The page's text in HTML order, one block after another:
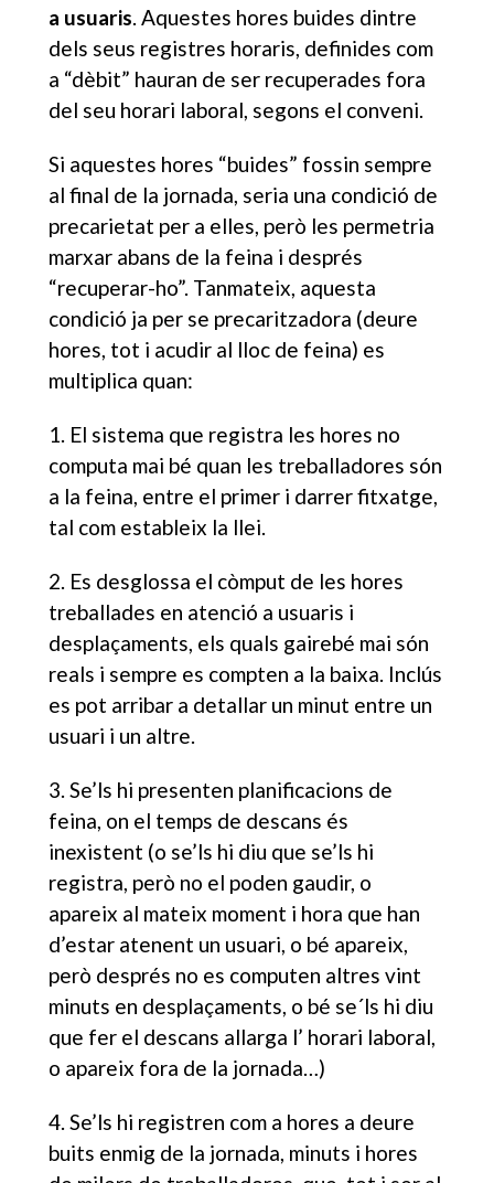
a usuaris. Aquestes hores buides dintre
dels seus registres horaris, definides com
a “dèbit” hauran de ser recuperades fora
del seu horari laboral, segons el conveni.
Si aquestes hores “buides” fossin sempre
al final de la jornada, seria una condició de
precarietat per a elles, però les permetria
marxar abans de la feina i després
“recuperar-ho”. Tanmateix, aquesta
condició ja per se precaritzadora (deure
hores, tot i acudir al lloc de feina) es
multiplica quan:
1. El sistema que registra les hores no
computa mai bé quan les treballadores són
a la feina, entre el primer i darrer fitxatge,
tal com estableix la llei.
2. Es desglossa el còmput de les hores
treballades en atenció a usuaris i
desplaçaments, els quals gairebé mai són
reals i sempre es compten a la baixa. Inclús
es pot arribar a detallar un minut entre un
usuari i un altre.
3. Se’ls hi presenten planificacions de
feina, on el temps de descans és
inexistent (o se’ls hi diu que se’ls hi
registra, però no el poden gaudir, o
apareix al mateix moment i hora que han
d’estar atenent un usuari, o bé apareix,
però després no es computen altres vint
minuts en desplaçaments, o bé se´ls hi diu
que fer el descans allarga l’ horari laboral,
o apareix fora de la jornada…)
4. Se’ls hi registren com a hores a deure
buits enmig de la jornada, minuts i hores